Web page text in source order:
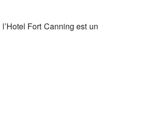
Fort Canning est un